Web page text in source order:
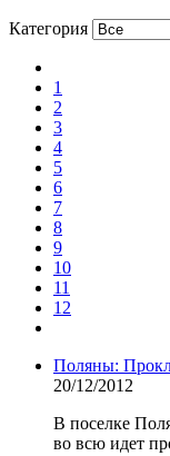
Категория
1
2
3
4
5
6
7
8
9
10
11
12
Поляны:
20/12/2012
В поселке
во всю идет